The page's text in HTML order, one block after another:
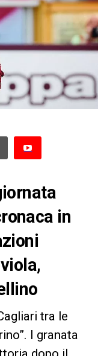
in
tra le
I granata